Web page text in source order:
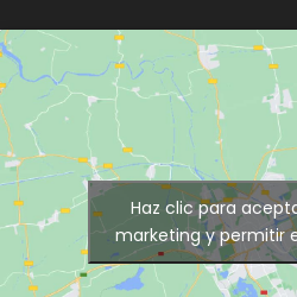
Haz clic para
marketing y permitir